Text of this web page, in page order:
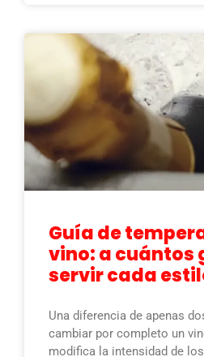
Guía de
vino: a cuántos
servir cada
Una diferencia de apenas
cambiar por completo un
modifica la intensidad de